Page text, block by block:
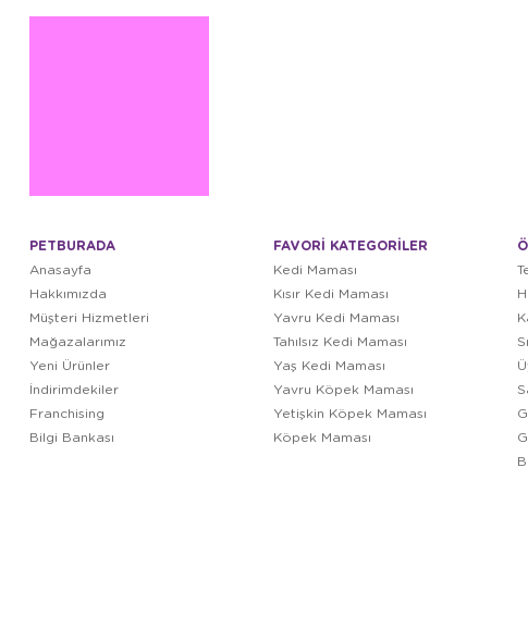
PETBURADA
Anasayfa
Hakkımızda
Müşteri Hizmetleri
Mağazalarımız
Yeni Ürünler
İndirimdekiler
Franchising
Bilgi Bankası
FAVORİ KATEGORİLER
Kedi Maması
Kısır Kedi Maması
Yavru Kedi Maması
Tahılsız Kedi Maması
Yaş Kedi Maması
Yavru Köpek Maması
Yetişkin Köpek Maması
Köpek Maması